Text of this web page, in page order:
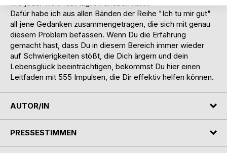
Dafür habe ich aus allen Bänden der Reihe "Ich tu mir gut"
all jene Gedanken zusammengetragen, die sich mit genau
diesem Problem befassen. Wenn Du die Erfahrung
gemacht hast, dass Du in diesem Bereich immer wieder
auf Schwierigkeiten stößt, die Dich ärgern und dein
Lebensglück beeinträchtigen, bekommst Du hier einen
Leitfaden mit 555 Impulsen, die Dir effektiv helfen können.
AUTOR/IN
PRESSESTIMMEN